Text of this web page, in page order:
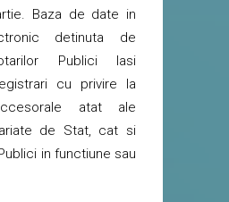
Baza de date in
detinuta de
Publici Iasi
cu privire la
atat ale
de Stat, cat si
in functiune sau